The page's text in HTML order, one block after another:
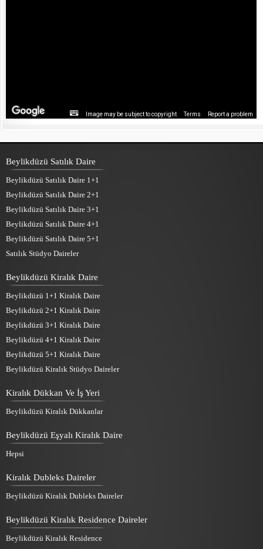
Image may be subject to copyright Terms Report a problem
Beylikdüzü Satılık Daire
Beylikdüzü Satılık Daire 1+1
Beylikdüzü Satılık Daire 2+1
Beylikdüzü Satılık Daire 3+1
Beylikdüzü Satılık Daire 4+1
Beylikdüzü Satılık Daire 5+1
Satılık Stüdyo Daireler
Beylikdüzü Kiralık Daire
Beylikdüzü 1+1 Kiralık Daire
Beylikdüzü 2+1 Kiralık Daire
Beylikdüzü 3+1 Kiralık Daire
Beylikdüzü 4+1 Kiralık Daire
Beylikdüzü 5+1 Kiralık Daire
Beylikdüzü Kiralık Stüdyo Daireler
Kiralık Dükkan Ve İş Yeri
Beylikdüzü Kiralık Dükkanlar
Beylikdüzü Eşyalı Kiralık Daire
Hepsi
Kiralık Dubleks Daireler
Beylikdüzü Kiralık Dubleks Daireler
Beylikdüzü Kiralık Residence Daireler
Beylikdüzü Kiralık Residence